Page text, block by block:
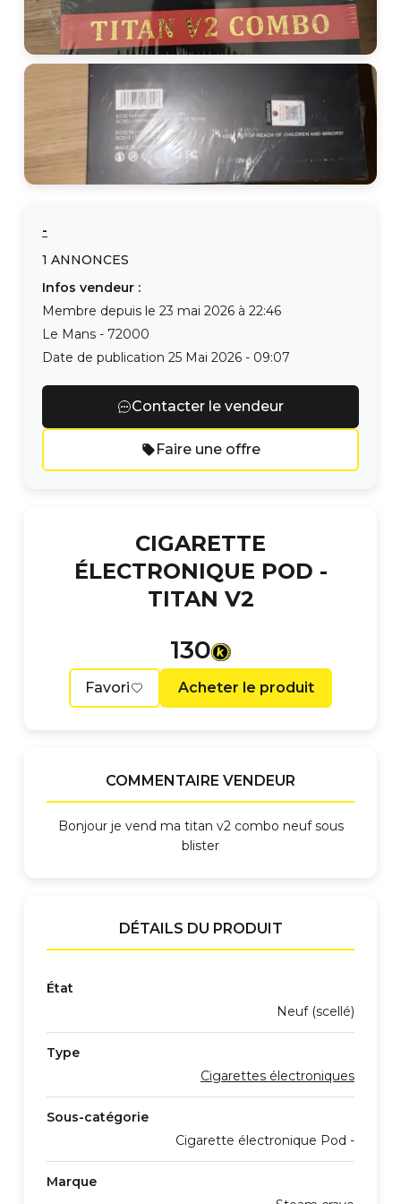
-
1 ANNONCES
Infos vendeur :
Membre depuis le 23 mai 2026 à 22:46
Le Mans - 72000
Date de publication 25 Mai 2026 - 09:07
Contacter le vendeur
Faire une offre
CIGARETTE
ÉLECTRONIQUE POD -
TITAN V2
130
Favori Acheter le produit
COMMENTAIRE VENDEUR
Bonjour je vend ma titan v2 combo neuf sous
blister
DÉTAILS DU PRODUIT
État
Neuf (scellé)
Type
Cigarettes électroniques
Sous-catégorie
Cigarette électronique Pod -
Marque